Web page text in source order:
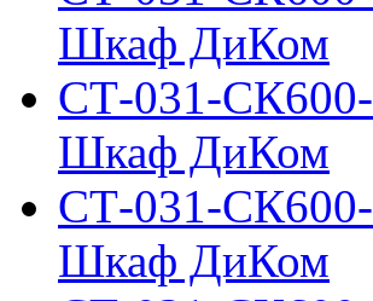
Шкаф ДиКом
СТ-031-
Шкаф ДиКом
СТ-031-
Шкаф ДиКом